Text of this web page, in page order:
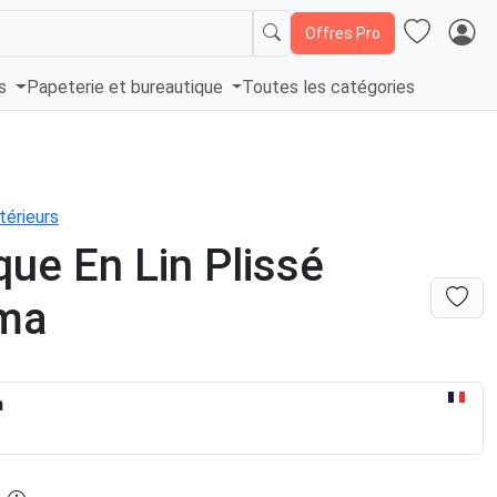
Offres Pro
Papeterie et bureautique Toutes les catégories
En Lin Plissé